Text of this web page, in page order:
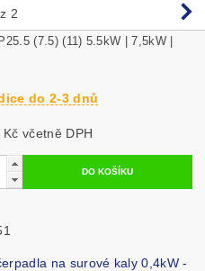
z 2
(7.5) (11) 5.5kW | 7,5kW |
do 2-3 dnů
4 840 Kč včetně DPH
na surové kaly 0,4kW -